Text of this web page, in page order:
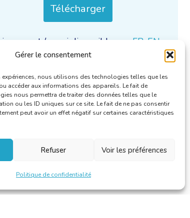
Gérer le consentement
nous utilisons des technologies telles que les
accéder aux informations des appareils. Le fait de
nous permettra de traiter des données telles que le
ou les ID uniques sur ce site. Le fait de ne pas consentir
peut avoir un effet négatif sur certaines caractéristiques
Refuser Voir les préférences
Politique de confidentialité
Télécharger
/ aussi disponible en :FR,EN,
:
Protection des données .